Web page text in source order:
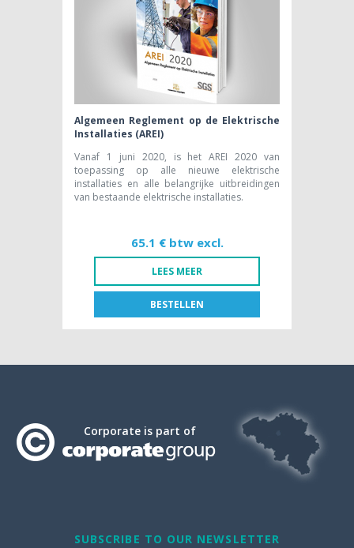
Algemeen Reglement op de Elektrische
Installaties (AREI)
Vanaf 1 juni 2020, is het AREI 2020 van
toepassing op alle nieuwe elektrische
installaties en alle belangrijke uitbreidingen
van bestaande elektrische installaties.
65.1 € btw excl.
LEES MEER
BESTELLEN
NL
65,10 € btw excl.
Corporate is part of
SUBSCRIBE TO OUR NEWSLETTER